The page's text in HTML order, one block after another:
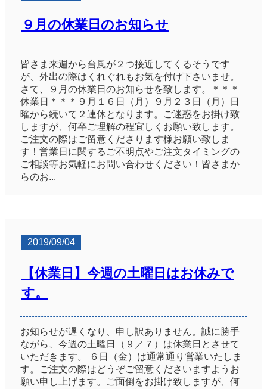
９月の休業日のお知らせ
皆さま来週から台風が２つ接近してくるそうです
が、外出の際はくれぐれもお気を付け下さいませ。
さて、９月の休業日のお知らせを致します。＊＊＊
休業日＊＊＊９月１６日（月）９月２３日（月）日
曜から続いて２連休となります。ご迷惑をお掛け致
しますが、何卒ご理解の程宜しくお願い致します。
ご注文の際はご留意くださります様お願い致しま
す！営業日に関するご不明点やご注文タイミングの
ご相談等お気軽にお問い合わせください！皆さまか
らのお...
2019/09/04
【休業日】今週の土曜日はお休みで
す。
お知らせが遅くなり、申し訳ありません。誠に勝手
ながら、今週の土曜日（９／７）は休業日とさせて
いただきます。 ６日（金）は通常通り営業いたしま
す。ご注文の際はどうぞご留意くださいますようお
願い申し上げます。ご面倒をお掛け致しますが、何